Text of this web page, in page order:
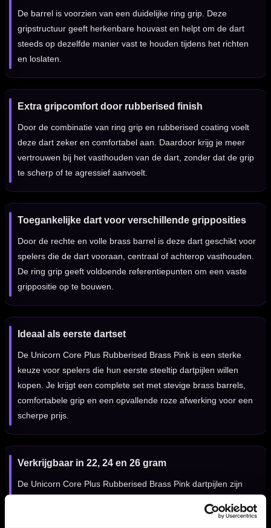
De barrel is voorzien van een duidelijke ring grip. Deze
gripstructuur geeft herkenbare houvast en helpt om de dart
steeds op dezelfde manier vast te houden tijdens het richten
en loslaten.
Extra gripcomfort door rubberised finish
Door de combinatie van ring grip en rubberised coating voelt
deze dart zeker en comfortabel aan. Daardoor krijg je meer
vertrouwen bij het vasthouden van de dart, zonder dat de grip
te scherp of te agressief aanvoelt.
Toegankelijke dart voor verschillende gripposities
Door de rechte en volle brass barrel is deze dart geschikt voor
spelers die de dart vooraan, centraal of achterop vasthouden.
De ring grip geeft voldoende referentiepunten om een vaste
grippositie op te bouwen.
Ideaal als eerste dartset
De Unicorn Core Plus Rubberised Brass Pink is een sterke
keuze voor spelers die hun eerste steeltip dartpijlen willen
kopen. Je krijgt een complete set met stevige brass barrels,
comfortabele grip en een opvallende roze afwerking voor een
scherpe prijs.
Verkrijgbaar in 22, 24 en 26 gram
De Unicorn Core Plus Rubberised Brass Pink dartpijlen zijn
een barrel lengte van 55.00 mm en een barrel width van 8.45